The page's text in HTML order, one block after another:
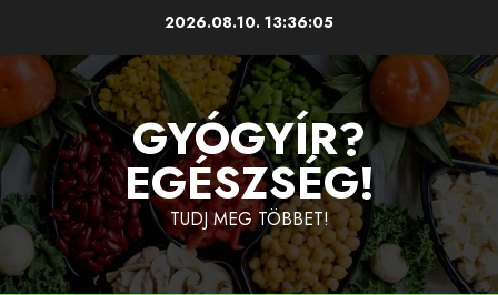
content
2026.08.10. 13:36:05
GYÓGYÍR?
EGÉSZSÉG!
TUDJ MEG TÖBBET!